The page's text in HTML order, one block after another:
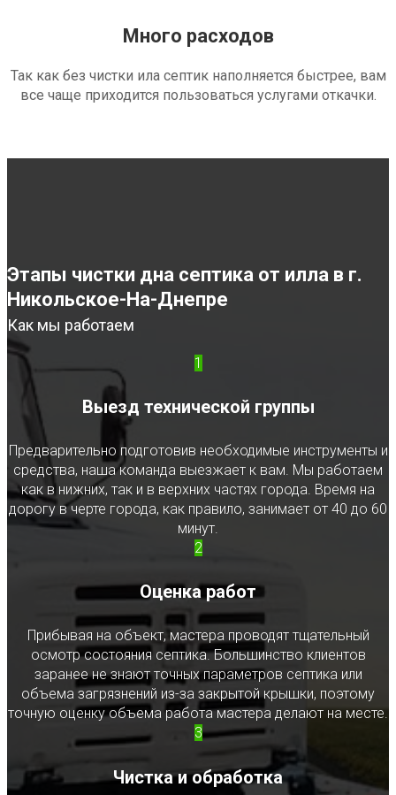
Много расходов
Так как без чистки ила септик наполняется быстрее, вам
все чаще приходится пользоваться услугами откачки.
Этапы чистки дна септика от илла в г.
Никольское-На-Днепре
Как мы работаем
1
Выезд технической группы
Предварительно подготовив необходимые инструменты и
средства, наша команда выезжает к вам. Мы работаем
как в нижних, так и в верхних частях города. Время на
дорогу в черте города, как правило, занимает от 40 до 60
минут.
2
Оценка работ
Прибывая на объект, мастера проводят тщательный
осмотр состояния септика. Большинство клиентов
заранее не знают точных параметров септика или
объема загрязнений из-за закрытой крышки, поэтому
точную оценку объема работа мастера делают на месте.
3
Чистка и обработка